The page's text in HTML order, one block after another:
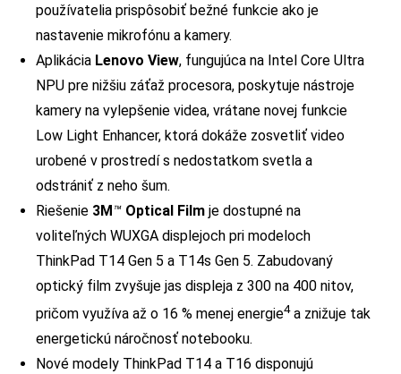
používatelia prispôsobiť bežné funkcie ako je
nastavenie mikrofónu a kamery.
Aplikácia Lenovo View, fungujúca na Intel Core Ultra
NPU pre nižšiu záťaž procesora, poskytuje nástroje
kamery na vylepšenie videa, vrátane novej funkcie
Low Light Enhancer, ktorá dokáže zosvetliť video
urobené v prostredí s nedostatkom svetla a
odstrániť z neho šum.
Riešenie 3M™ Optical Film je dostupné na
voliteľných WUXGA displejoch pri modeloch
ThinkPad T14 Gen 5 a T14s Gen 5. Zabudovaný
optický film zvyšuje jas displeja z 300 na 400 nitov,
pričom využíva až o 16 % menej energie4a znižuje tak
energetickú náročnosť notebooku.
Nové modely ThinkPad T14 a T16 disponujú